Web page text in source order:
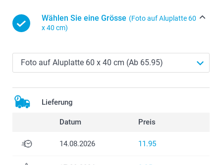
Wählen Sie eine Grösse (Foto auf Aluplatte 60
x 40 cm)
Lieferung
Datum Preis
14.08.2026 11.95